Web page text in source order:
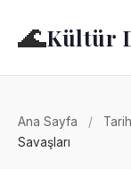
🌊Kültür
Ana Sayfa / Tarih
Savaşları